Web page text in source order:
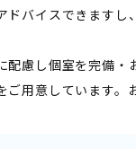
ドバイスできますし
慮し個室を完備・
ご用意しています。